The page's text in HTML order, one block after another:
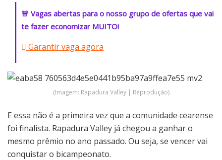
🚨 Vagas abertas para o nosso grupo de ofertas que vai
te fazer economizar MUITO!
Garantir vaga agora
(Imagem: Rapadura Valley | Reprodução)
E essa não é a primeira vez que a comunidade cearense
foi finalista. Rapadura Valley já chegou a ganhar o
mesmo prêmio no ano passado. Ou seja, se vencer vai
conquistar o bicampeonato.